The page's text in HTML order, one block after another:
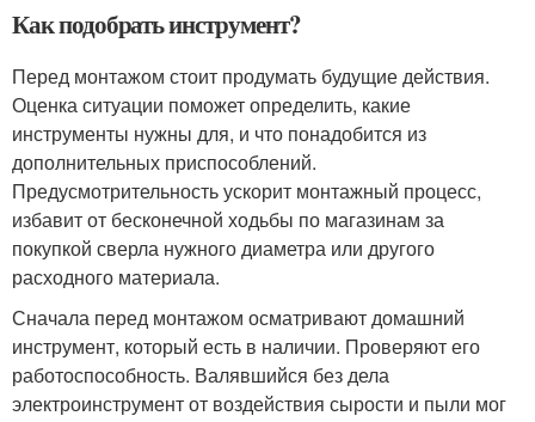
Как подобрать инструмент?
Перед монтажом стоит продумать будущие действия.
Оценка ситуации поможет определить, какие
инструменты нужны для, и что понадобится из
дополнительных приспособлений.
Предусмотрительность ускорит монтажный процесс,
избавит от бесконечной ходьбы по магазинам за
покупкой сверла нужного диаметра или другого
расходного материала.
Сначала перед монтажом осматривают домашний
инструмент, который есть в наличии. Проверяют его
работоспособность. Валявшийся без дела
электроинструмент от воздействия сырости и пыли мог